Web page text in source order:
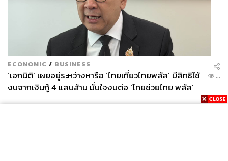
ECONOMIC / BUSINESS
‘เอกนิติ’ เผยอยู่ระหว่างหารือ ‘ไทยเที่ยวไทยพลัส’ มีสิทธิใช้
งบจากเงินกู้ 4 แสนล้าน มั่นใจงบต่อ ‘ไทยช่วยไทย พลัส’
...